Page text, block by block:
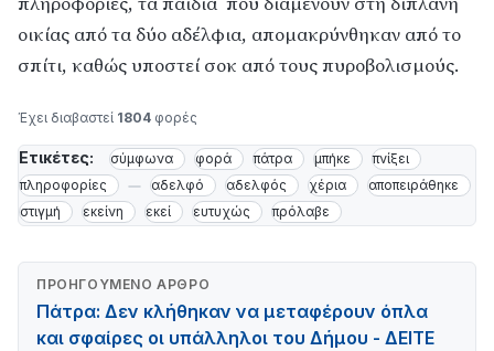
οικίας από τα δύο αδέλφια, απομακρύνθηκαν από το
σπίτι, καθώς υποστεί σοκ από τους πυροβολισμούς.
Έχει διαβαστεί 1804 φορές
Ετικέτες: σύμφωνα φορά πάτρα μπήκε
πνίξει
πληροφορίες
αδελφό αδελφός χέρια
αποπειράθηκε
στιγμή
εκείνη εκεί ευτυχώς πρόλαβε
ΠΡΟΗΓΟΎΜΕΝΟ ΆΡΘΡΟ
Πάτρα: Δεν κλήθηκαν να μεταφέρουν όπλα
και σφαίρες οι υπάλληλοι του Δήμου - ΔΕΙΤΕ